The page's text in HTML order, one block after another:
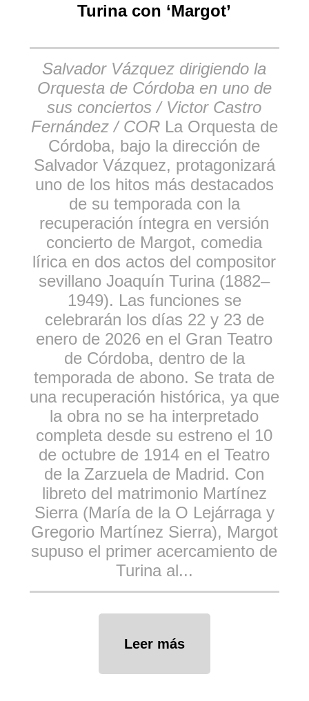
Turina con ‘Margot’
Salvador Vázquez dirigiendo la
Orquesta de Córdoba en uno de
sus conciertos / Victor Castro
Fernández / COR La Orquesta de
Córdoba, bajo la dirección de
Salvador Vázquez, protagonizará
uno de los hitos más destacados
de su temporada con la
recuperación íntegra en versión
concierto de Margot, comedia
lírica en dos actos del compositor
sevillano Joaquín Turina (1882–
1949). Las funciones se
celebrarán los días 22 y 23 de
enero de 2026 en el Gran Teatro
de Córdoba, dentro de la
temporada de abono. Se trata de
una recuperación histórica, ya que
la obra no se ha interpretado
completa desde su estreno el 10
de octubre de 1914 en el Teatro
de la Zarzuela de Madrid. Con
libreto del matrimonio Martínez
Sierra (María de la O Lejárraga y
Gregorio Martínez Sierra), Margot
supuso el primer acercamiento de
Turina al...
Leer más